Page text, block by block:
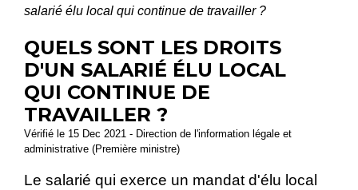
salarié élu local qui continue de travailler ?
QUELS SONT LES DROITS
D'UN SALARIÉ ÉLU LOCAL
QUI CONTINUE DE
TRAVAILLER ?
Vérifié le 15 Dec 2021 - Direction de l'information légale et
administrative (Première ministre)
Le salarié qui exerce un mandat d'élu local